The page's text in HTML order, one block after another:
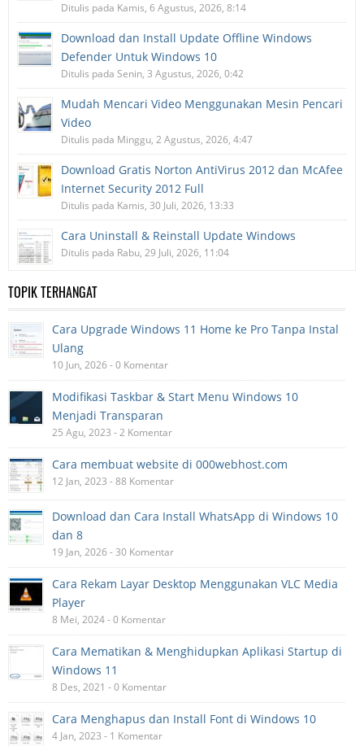
Ditulis pada Kamis, 6 Agustus, 2026, 8:14
Download dan Install Update Offline Windows
Defender Untuk Windows 10
Ditulis pada Senin, 3 Agustus, 2026, 0:42
Mudah Mencari Video Menggunakan Mesin Pencari
Video
Ditulis pada Minggu, 2 Agustus, 2026, 4:47
Download Gratis Norton AntiVirus 2012 dan McAfee
Internet Security 2012 Full
Ditulis pada Kamis, 30 Juli, 2026, 13:33
Cara Uninstall & Reinstall Update Windows
Ditulis pada Rabu, 29 Juli, 2026, 11:04
TOPIK TERHANGAT
Cara Upgrade Windows 11 Home ke Pro Tanpa Instal
Ulang
10 Jun, 2026 - 0 Komentar
Modifikasi Taskbar & Start Menu Windows 10
Menjadi Transparan
25 Agu, 2023 - 2 Komentar
Cara membuat website di 000webhost.com
12 Jan, 2023 - 88 Komentar
Download dan Cara Install WhatsApp di Windows 10
dan 8
19 Jan, 2026 - 30 Komentar
Cara Rekam Layar Desktop Menggunakan VLC Media
Player
8 Mei, 2024 - 0 Komentar
Cara Mematikan & Menghidupkan Aplikasi Startup di
Windows 11
8 Des, 2021 - 0 Komentar
Cara Menghapus dan Install Font di Windows 10
4 Jan, 2023 - 1 Komentar